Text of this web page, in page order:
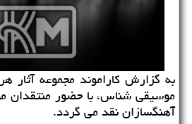
به گزارش كاراموند مجموعه آثار
موسیقی شناس، با حضور منتقدان
آهنگسازان نقد می گردد.